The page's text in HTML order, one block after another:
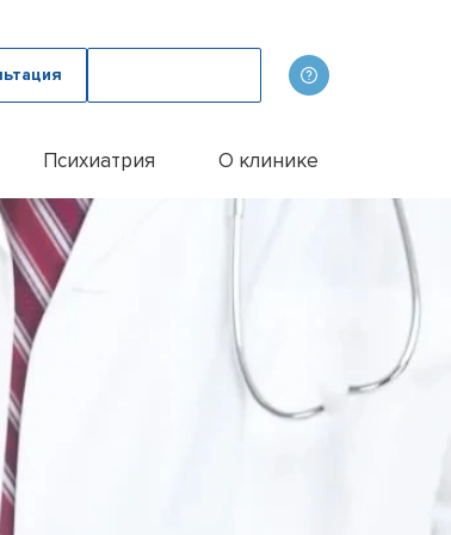
Психиатрия
людей
О клинике
врачи
и сертификаты